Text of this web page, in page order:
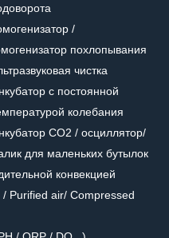
/
похлопывания
чистка
с постоянной
колебания
CO2 / осциллятор/
для маленьких бутылок
конвекцией
Purified air/ Compressed